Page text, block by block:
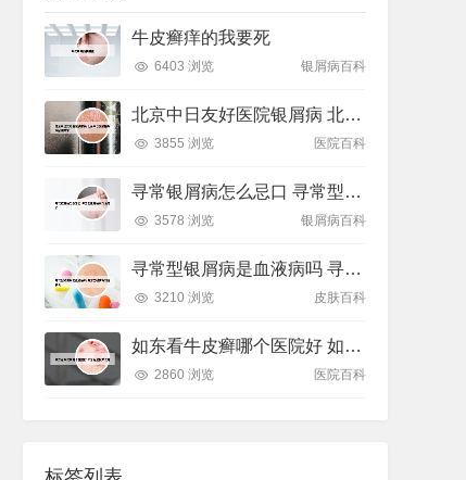
牛皮癣痒的我要死
6403 浏览 银屑病百科
北京中日友好医院银屑病 北京中日友好医院银屑病专家
3855 浏览 医院百科
寻常银屑病怎么忌口 寻常型银屑病有什么忌口
3578 浏览 银屑病百科
寻常型银屑病是血液病吗 寻常型银屑病能活多久
3210 浏览 皮肤百科
如东看牛皮癣哪个医院好 如东看皮肤病去哪
2860 浏览 医院百科